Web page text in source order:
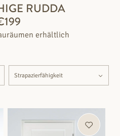
RUDDA
erhältlich